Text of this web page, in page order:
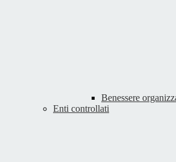
Benessere
Enti controllati